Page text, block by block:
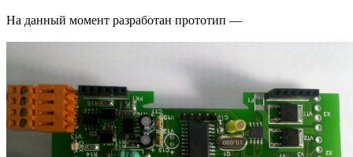
На данный момент разработан прототип —